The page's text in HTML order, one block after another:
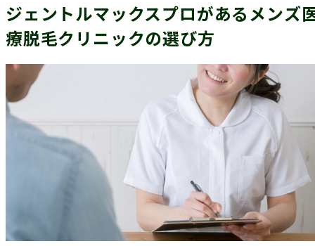
ジェントルマックスプロがあるメンズ
療脱毛クリニックの選び方